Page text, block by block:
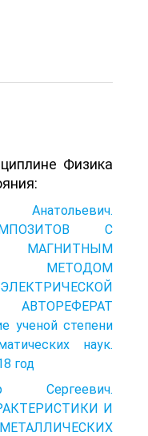
Физика
С
МАГНИТНЫМ
МЕТОДОМ
ученой степени
наук.
год
Сергеевич.
И